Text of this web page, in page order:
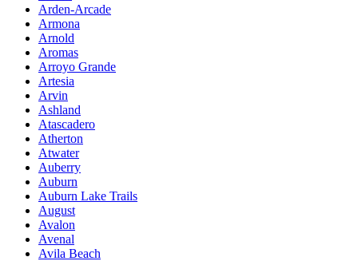
Arden-Arcade
Armona
Arnold
Aromas
Arroyo Grande
Artesia
Arvin
Ashland
Atascadero
Atherton
Atwater
Auberry
Auburn
Auburn Lake Trails
August
Avalon
Avenal
Avila Beach